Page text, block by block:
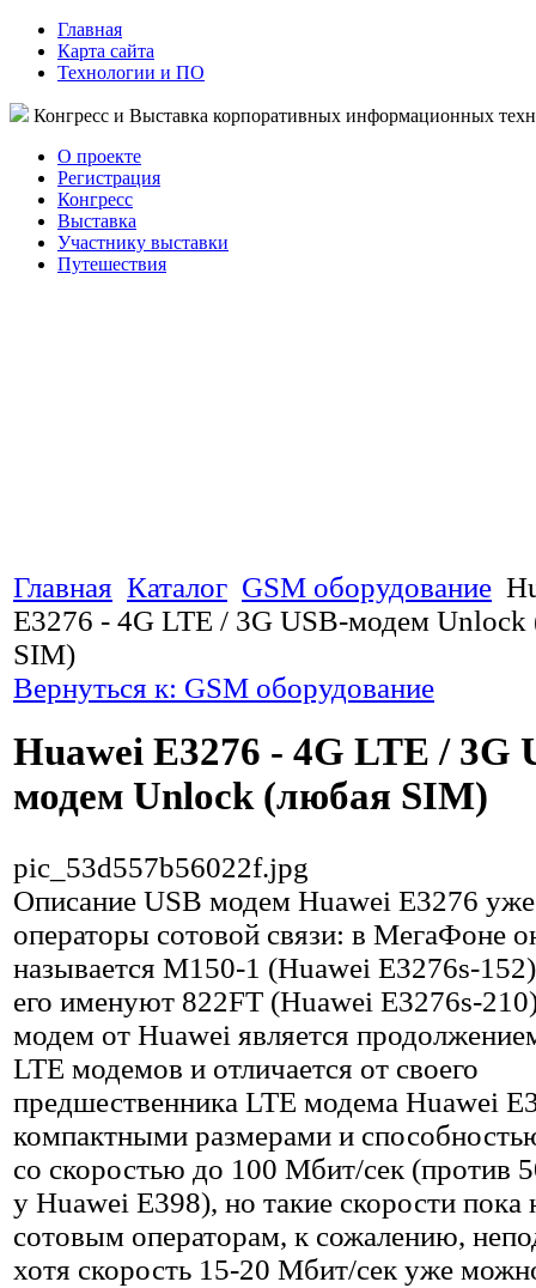
Главная
Карта сайта
Технологии и ПО
Конгресс и Выставка корпоративных информационных
О проекте
Регистрация
Конгресс
Выставка
Участнику выставки
Путешествия
Главная Каталог GSM оборудование
E3276 - 4G LTE / 3G USB-модем Unlock
SIM)
Вернуться к: GSM оборудование
Huawei E3276 - 4G LTE / 3G
модем Unlock (любая SIM)
pic_53d557b56022f.jpg
Описание USB модем Huawei E3276
операторы сотовой связи: в МегаФоне
называется М150-1 (Huawei E3276s-
его именуют 822FT (Huawei E3276s-
модем от Huawei является
LTE модемов и отличается от своего
предшественника LTE модема Huawei
компактными размерами и
со скоростью до 100 Мбит/сек (против
у Huawei E398), но такие скорости
сотовым операторам, к сожалению,
хотя скорость 15-20 Мбит/сек уже